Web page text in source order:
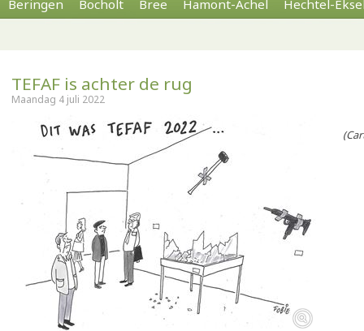
Beringen Bocholt Bree Hamont-Achel Hechtel-
TEFAF is achter de rug
Maandag 4 juli 2022